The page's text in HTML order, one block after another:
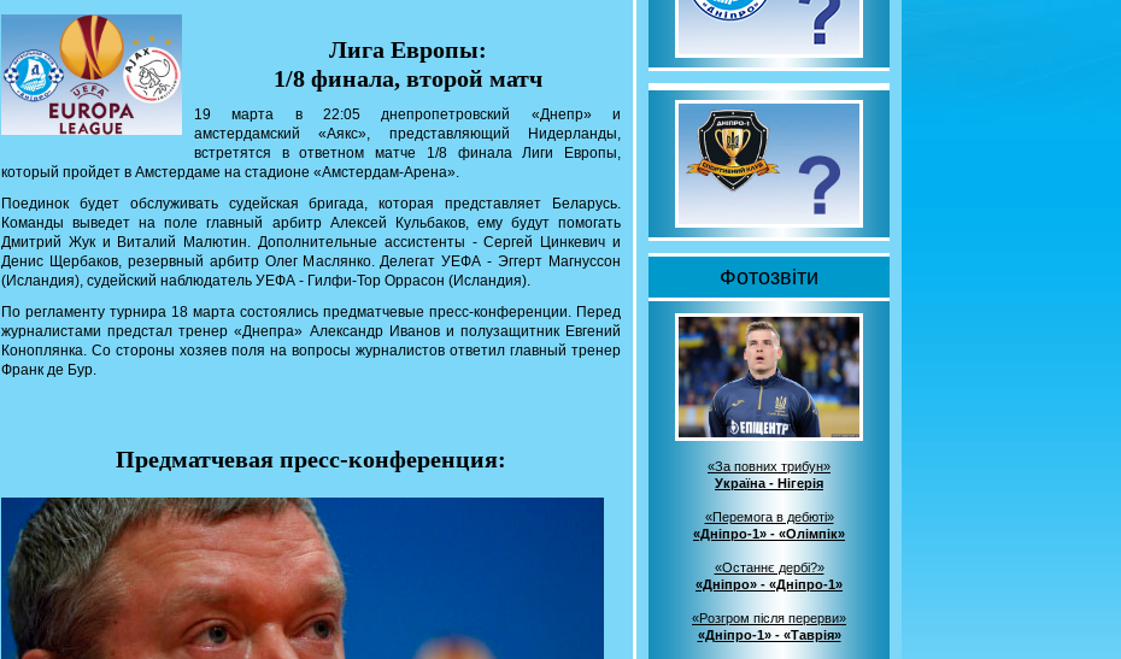
Лига Европы:
1/8 финала, второй матч
19 марта в 22:05 днепропетровский «Днепр» и
амстердамский «Аякс», представляющий Нидерланды,
встретятся в ответном матче 1/8 финала Лиги Европы,
который пройдет в Амстердаме на стадионе «Амстердам-Арена».
Поединок будет обслуживать судейская бригада, которая представляет Беларусь.
Команды выведет на поле главный арбитр Алексей Кульбаков, ему будут помогать
Дмитрий Жук и Виталий Малютин. Дополнительные ассистенты - Сергей Цинкевич и
Денис Щербаков, резервный арбитр Олег Маслянко. Делегат УЕФА - Эггерт Магнуссон
(Исландия), судейский наблюдатель УЕФА - Гилфи-Тор Оррасон (Исландия).
По регламенту турнира 18 марта состоялись предматчевые пресс-конференции. Перед
журналистами предстал тренер «Днепра» Александр Иванов и полузащитник Евгений
Коноплянка. Со стороны хозяев поля на вопросы журналистов ответил главный тренер
Франк де Бур.
Предматчевая пресс-конференция:
Фотозвіти
«За повних трибун»
Україна - Нігерія
«Перемога в дебюті»
«Дніпро-1» - «Олімпік»
«Останнє дербі?»
«Дніпро» - «Дніпро-1»
«Розгром після перерви»
«Дніпро-1» - «Таврія»